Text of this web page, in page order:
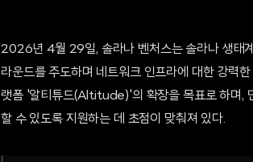
2026년 4월 29일, 솔라나 벤처스는 솔라나 생태
라운드를 주도하며 네트워크 인프라에 대한 강력
랫폼 '알티튜드(Altitude)'의 확장을 목표로 하며,
할 수 있도록 지원하는 데 초점이 맞춰져 있다.